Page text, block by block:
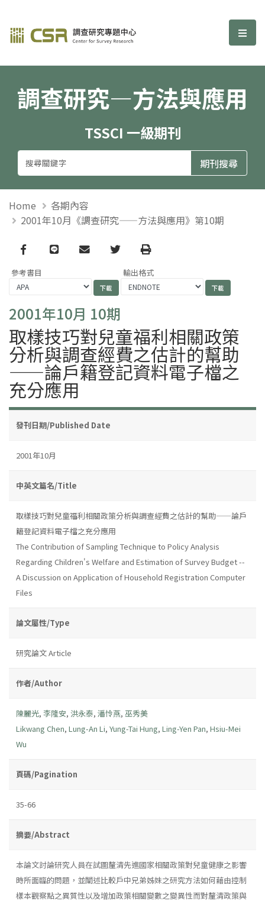
調查研究—方法與應用期刊 選
調查研究—方法與應用
TSSCI 一級期刊
Home
各期內容
2001年10月《調查研究——方法與應用》第10期
Facebook
line email TwitterPrint
參考書目 輸出格式
2001年10月 10期
取樣技巧對兒童福利相關政策
分析與調查經費之估計的幫助
——論戶籍登記資料電子檔之
充分應用
發刊日期/Published Date
2001年10月
中英文篇名/Title
取樣技巧對兒童福利相關政策分析與調查經費之估計的幫助——論戶
籍登記資料電子檔之充分應用
The Contribution of Sampling Technique to Policy Analysis
Regarding Children's Welfare and Estimation of Survey Budget --
A Discussion on Application of Household Registration Computer
Files
論文屬性/Type
研究論文 Article
作者/Author
陳麗光, 李隆安, 洪永泰, 潘怜燕, 巫秀美
Likwang Chen, Lung-An Li, Yung-Tai Hung, Ling-Yen Pan, Hsiu-Mei
Wu
頁碼/Pagination
35-66
摘要/Abstract
本論文討論研究人員在試圖釐清先進國家相關政策對兒童健康之影響
時所面臨的問題，並闡述比較戶中兄弟姊妹之研究方法如何藉由控制
樣本觀察點之異質性以及增加政策相關變數之變異性而對釐清政策與